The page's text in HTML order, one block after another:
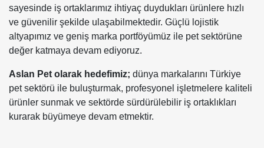
sayesinde iş ortaklarımız ihtiyaç duydukları ürünlere hızlı
ve güvenilir şekilde ulaşabilmektedir. Güçlü lojistik
altyapımız ve geniş marka portföyümüz ile pet sektörüne
değer katmaya devam ediyoruz.
Aslan Pet olarak hedefimiz; dünya markalarını Türkiye
pet sektörü ile buluşturmak, profesyonel işletmelere kaliteli
ürünler sunmak ve sektörde sürdürülebilir iş ortaklıkları
kurarak büyümeye devam etmektir.